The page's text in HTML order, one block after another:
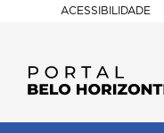
ACESSIBILIDADE